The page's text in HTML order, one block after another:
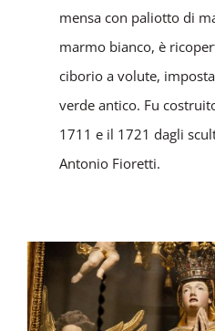
mensa con paliotto di
marmo bianco, è
ciborio a volute,
verde antico. Fu
1711 e il 1721 dagli
Antonio Fioretti.